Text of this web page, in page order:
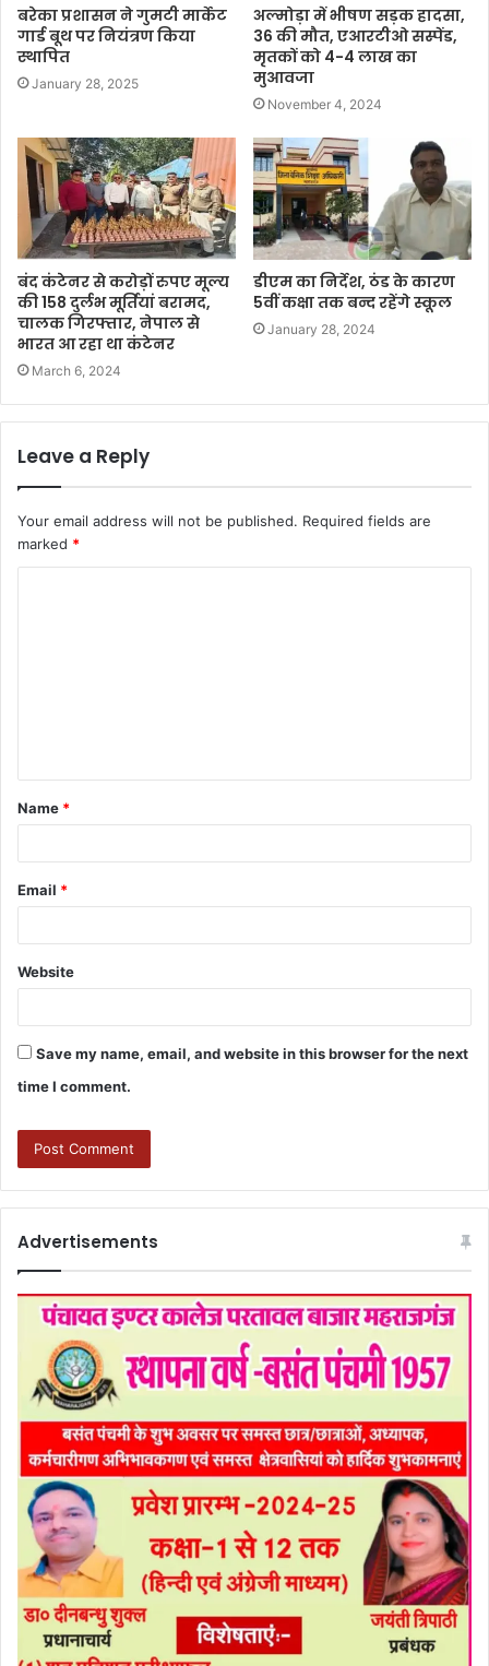
बरेका प्रशासन ने गुमटी मार्केट
गार्ड बूथ पर नियंत्रण किया
स्थापित
January 28, 2025
अल्मोड़ा में भीषण सड़क हादसा,
36 की मौत, एआरटीओ सस्पेंड,
मृतकों को 4-4 लाख का
मुआवजा
November 4, 2024
बंद कंटेनर से करोड़ों रुपए मूल्य
की 158 दुर्लभ मूर्तियां बरामद,
चालक गिरफ्तार, नेपाल से
भारत आ रहा था कंटेनर
March 6, 2024
डीएम का निर्देश, ठंड के कारण
5वीं कक्षा तक बन्द रहेंगे स्कूल
January 28, 2024
Leave a Reply
Your email address will not be published. Required fields are
marked *
Name *
Email *
Website
Save my name, email, and website in this browser for the next
time I comment.
Advertisements